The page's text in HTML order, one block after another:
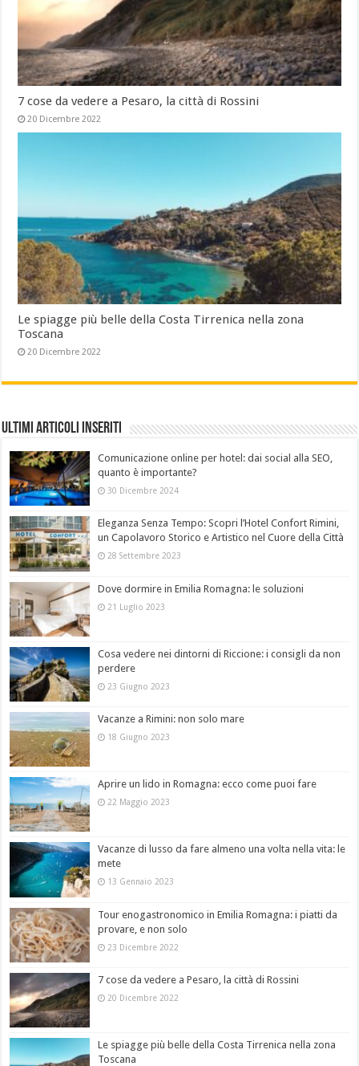
7 cose da vedere a Pesaro, la città di Rossini
20 Dicembre 2022
Le spiagge più belle della Costa Tirrenica nella zona
Toscana
20 Dicembre 2022
Ultimi Articoli Inseriti
Comunicazione online per hotel: dai social alla SEO,
quanto è importante?
30 Dicembre 2024
Eleganza Senza Tempo: Scopri l’Hotel Confort Rimini,
un Capolavoro Storico e Artistico nel Cuore della Città
28 Settembre 2023
Dove dormire in Emilia Romagna: le soluzioni
21 Luglio 2023
Cosa vedere nei dintorni di Riccione: i consigli da non
perdere
23 Giugno 2023
Vacanze a Rimini: non solo mare
18 Giugno 2023
Aprire un lido in Romagna: ecco come puoi fare
22 Maggio 2023
Vacanze di lusso da fare almeno una volta nella vita: le
mete
13 Gennaio 2023
Tour enogastronomico in Emilia Romagna: i piatti da
provare, e non solo
23 Dicembre 2022
7 cose da vedere a Pesaro, la città di Rossini
20 Dicembre 2022
Le spiagge più belle della Costa Tirrenica nella zona
Toscana